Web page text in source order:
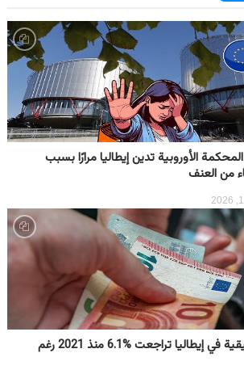
الأوروبية تدين إيطاليا مرارًا بسبب
من العنف
تقرير دولي: الأجور الحقيقية في إيطاليا تراجعت %6.1 منذ 2021 رغم